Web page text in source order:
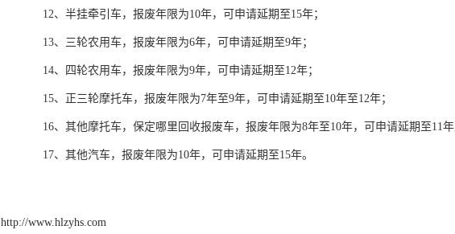
12、半挂牵引车，报废年限为10年，可申请延期至15年；
13、三轮农用车，报废年限为6年，可申请延期至9年；
14、四轮农用车，报废年限为9年，可申请延期至12年；
15、正三轮摩托车，报废年限为7年至9年，可申请延期至10年至12年；
16、其他摩托车，保定哪里回收报废车，报废年限为8年至10年，可申请延期至11年
17、其他汽车，报废年限为10年，可申请延期至15年。
http://www.hlzyhs.com